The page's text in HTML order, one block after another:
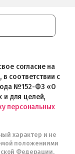
согласие на
соответствии с
№152-ФЗ «О
и для целей,
персональных
характер и не
положениями
Федерации.